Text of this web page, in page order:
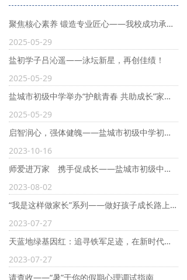
学生天地
创文专栏
聚焦核心素养 锻造专业匠心——我校成功承办2025年盐城市初中生物青年教师基本功大赛
2025-05-29
盐初学子吕沁遥——泳坛新星，再创佳绩！
2025-05-29
盐城市初级中学举办“护航青春 共助成长”家庭教育专题讲座
2025-05-29
启智润心，强体健魄——盐城市初级中学初一年级广播操比赛圆满落幕！
2023-10-16
师爱进万家 携手促成长——盐城市初级中学开展暑期家访活动
2023-08-02
“我是这样做家长”系列——做好孩子成长路上的守护者和引路人
2023-07-27
天蓝地绿基因红：追寻铁军足迹，在新时代笃行奋进——盐城市初级中学开展红色主题系列研学活动
2023-07-27
请查收——“暑”于你的假期心理调试指南